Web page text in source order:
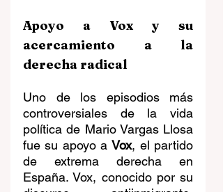
Apoyo a Vox y su
acercamiento a la
derecha radical
Uno de los episodios más
controversiales de la vida
política de Mario Vargas Llosa
fue su apoyo a Vox, el partido
de extrema derecha en
España. Vox, conocido por su